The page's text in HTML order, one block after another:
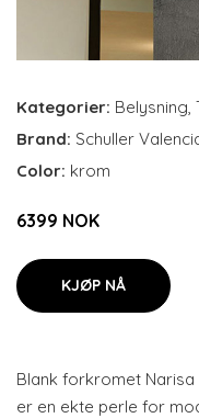
Kategorier: Belysning,
Brand: Schuller
Color: krom
6399 NOK
KJØP NÅ
Blank forkromet Narisa
er en ekte perle for